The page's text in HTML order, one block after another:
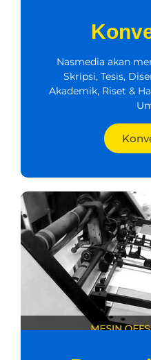
Nasmedia akan
Skripsi, Tesis,
Akademik, Riset &